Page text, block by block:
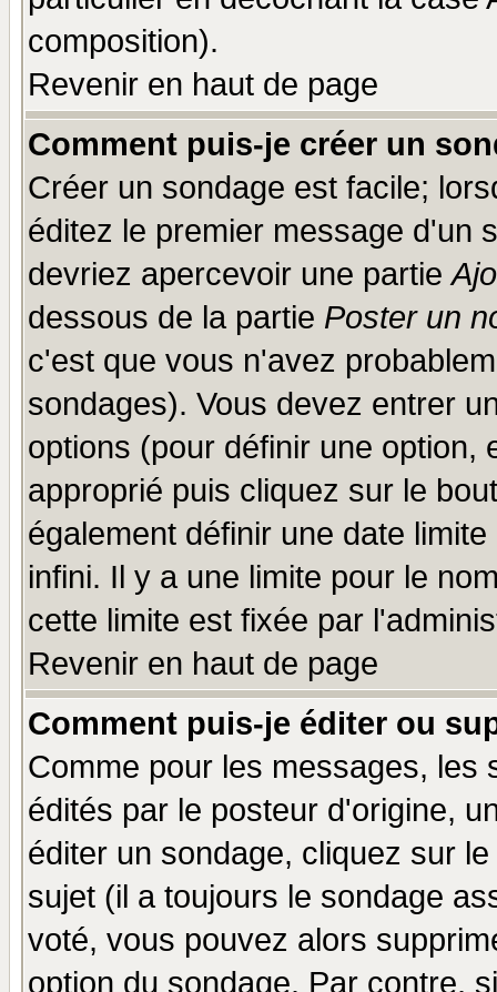
composition).
Revenir en haut de page
Comment puis-je créer un
Créer un sondage est facile;
éditez le premier message d'un
devriez apercevoir une partie
dessous de la partie Poster un
c'est que vous n'avez
sondages). Vous devez entrer
options (pour définir une option,
approprié puis cliquez sur le
également définir une date
infini. Il y a une limite pour le
cette limite est fixée par
Revenir en haut de page
Comment puis-je éditer ou
Comme pour les messages, les
édités par le posteur d'origine,
éditer un sondage, cliquez sur
sujet (il a toujours le sondage
voté, vous pouvez alors
option du sondage. Par contre,